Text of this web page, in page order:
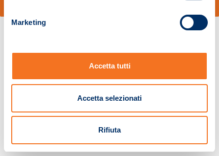
Marketing
Accetta tutti
Accetta selezionati
Rifiuta